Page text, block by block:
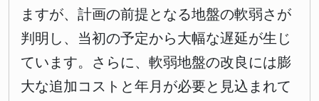
ますが、計画の前提となる地盤の軟弱さが
判明し、当初の予定から大幅な遅延が生じ
ています。さらに、軟弱地盤の改良には膨
大な追加コストと年月が必要と見込まれて